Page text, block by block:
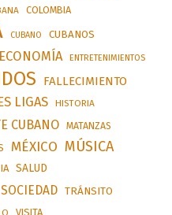
COLOMBIA
CUBANO CUBANOS
ECONOMÍA ENTRETENIMIENTOS
FALLECIMIENTO
LIGAS HISTORIA
CUBANO MATANZAS
MÉXICO MÚSICA
SALUD
SOCIEDAD TRÁNSITO
VISITA